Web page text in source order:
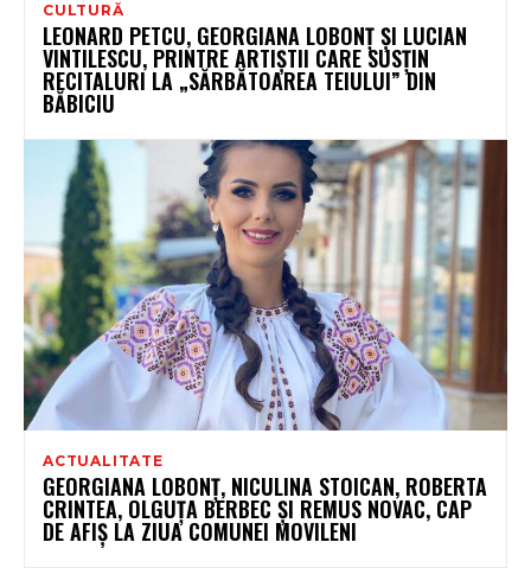
CULTURĂ
LEONARD PETCU, GEORGIANA LOBONȚ ȘI LUCIAN
VINTILESCU, PRINTRE ARTIȘTII CARE SUSȚIN
RECITALURI LA „SĂRBĂTOAREA TEIULUI” DIN
BĂBICIU
ACTUALITATE
GEORGIANA LOBONȚ, NICULINA STOICAN, ROBERTA
CRINTEA, OLGUȚA BERBEC ȘI REMUS NOVAC, CAP
DE AFIȘ LA ZIUA COMUNEI MOVILENI